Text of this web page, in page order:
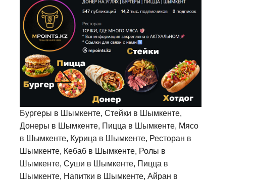
Бургеры в Шымкенте, Стейки в Шымкенте,
Донеры в Шымкенте, Пицца в Шымкенте, Мясо
в Шымкенте, Курица в Шымкенте, Ресторан в
Шымкенте, Кебаб в Шымкенте, Ролы в
Шымкенте, Суши в Шымкенте, Пицца в
Шымкенте, Напитки в Шымкенте, Айран в